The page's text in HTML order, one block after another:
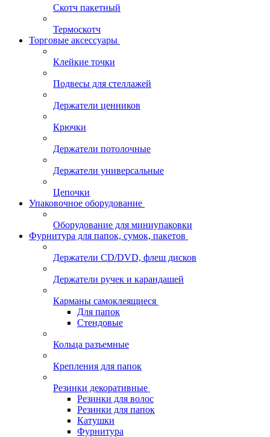
Скотч пакетный
Термоскотч
Торговые аксессуары
Клейкие точки
Подвесы для стеллажей
Держатели ценников
Крючки
Держатели потолочные
Держатели универсальные
Цепочки
Упаковочное оборудование
Оборудование для миниупаковки
Фурнитура для папок, сумок, пакетов
Держатели CD/DVD, флеш дисков
Держатели ручек и карандашей
Карманы самоклеящиеся
Для папок
Стендовые
Кольца разъемные
Крепления для папок
Резинки декоративные
Резинки для волос
Резинки для папок
Катушки
Фурнитура